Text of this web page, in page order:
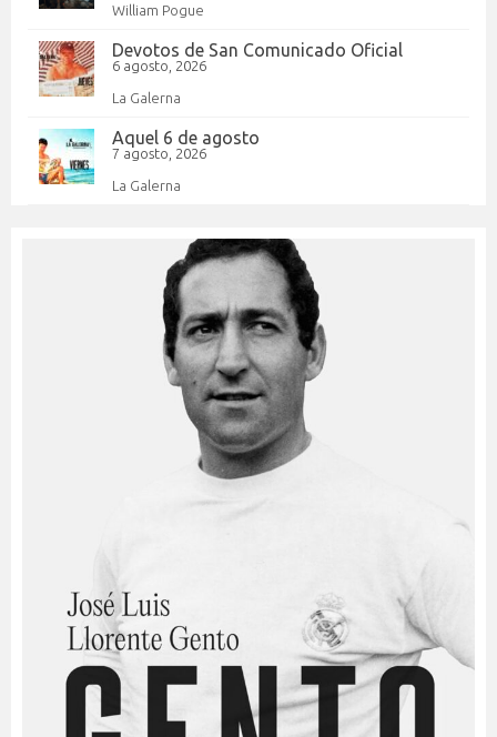
William Pogue
Devotos de San Comunicado Oficial
6 agosto, 2026
La Galerna
Aquel 6 de agosto
7 agosto, 2026
La Galerna